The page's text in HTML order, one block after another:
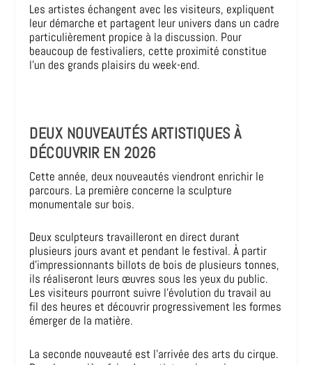
Les artistes échangent avec les visiteurs, expliquent
leur démarche et partagent leur univers dans un cadre
particulièrement propice à la discussion. Pour
beaucoup de festivaliers, cette proximité constitue
l’un des grands plaisirs du week-end.
DEUX NOUVEAUTÉS ARTISTIQUES À
DÉCOUVRIR EN 2026
Cette année, deux nouveautés viendront enrichir le
parcours. La première concerne la sculpture
monumentale sur bois.
Deux sculpteurs travailleront en direct durant
plusieurs jours avant et pendant le festival. À partir
d’impressionnants billots de bois de plusieurs tonnes,
ils réaliseront leurs œuvres sous les yeux du public.
Les visiteurs pourront suivre l’évolution du travail au
fil des heures et découvrir progressivement les formes
émerger de la matière.
La seconde nouveauté est l’arrivée des arts du cirque.